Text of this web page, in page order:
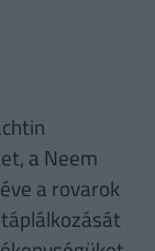
a Neem
a rovarok